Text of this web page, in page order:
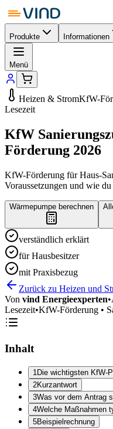
Produkte Informationen
Menü
Heizen & StromKfW-
Lesezeit
KfW
Förderung 2026
KfW-Förderung für Haus-
Voraussetzungen und wie
Wärmepumpe berechnen
verständlich erklärt
für Hausbesitzer
mit Praxisbezug
Zurück zu Heizen und
Von vind Energieexperten•
Lesezeit•KfW-Förderung •
Inhalt
1Die wichtigsten KfW-
2Kurzantwort
3Was vor dem Antrag
4Welche Maßnahmen
5Beispielrechnung